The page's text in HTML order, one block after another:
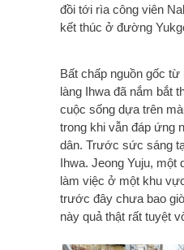
đồi tới rìa công viên
kết thúc ở đường
Bất chấp nguồn gốc
làng Ihwa đã nắm bắt
cuộc sống dựa trên
trong khi vẫn đáp ứng
dân. Trước sức sáng
Ihwa. Jeong Yuju, một
làm việc ở một khu
trước đây chưa bao
này quả thật rất tuyệt